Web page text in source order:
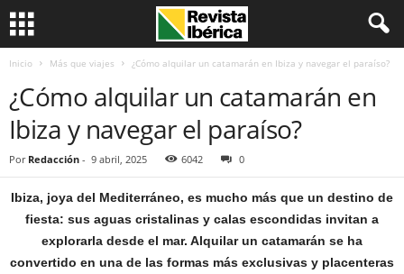
Inicio Más que viajes ¿Cómo alquilar un catamarán en Ibiza y navegar el paraíso?
¿Cómo alquilar un catamarán en
Ibiza y navegar el paraíso?
Por Redacción - 9 abril, 2025 6042 0
Ibiza, joya del Mediterráneo, es mucho más que un destino de
fiesta: sus aguas cristalinas y calas escondidas invitan a
explorarla desde el mar. Alquilar un catamarán se ha
convertido en una de las formas más exclusivas y placenteras